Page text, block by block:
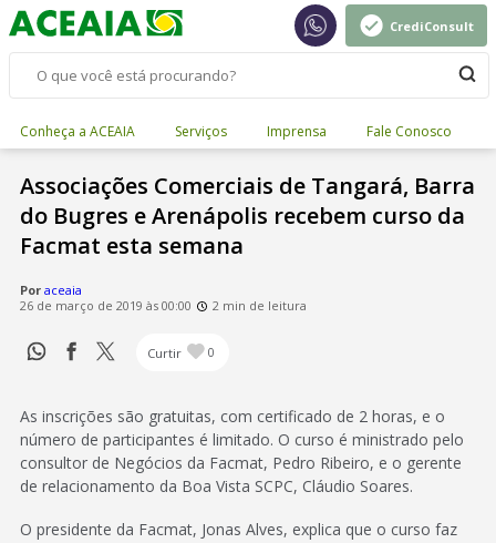
CrediConsult
Conheça a ACEAIA Serviços Imprensa Fale Conosco
Associações Comerciais de Tangará, Barra
do Bugres e Arenápolis recebem curso da
Facmat esta semana
Por aceaia
26 de março de 2019 às 00:00
2 min de leitura
Curtir 0
As inscrições são gratuitas, com certificado de 2 horas, e o
número de participantes é limitado. O curso é ministrado pelo
consultor de Negócios da Facmat, Pedro Ribeiro, e o gerente
de relacionamento da Boa Vista SCPC, Cláudio Soares.
O presidente da Facmat, Jonas Alves, explica que o curso faz